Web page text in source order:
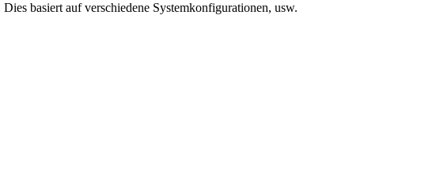
basiert auf verschiedene Systemkonfigurationen, usw.